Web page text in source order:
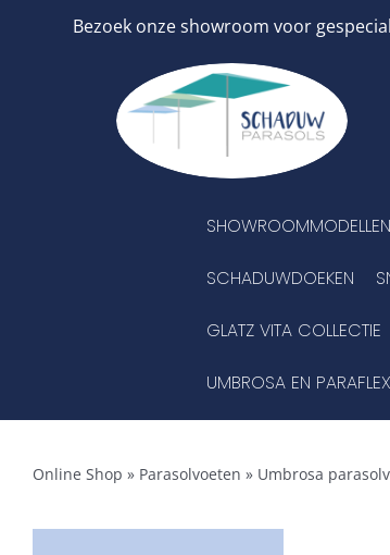
Bezoek onze showroom voor
SHOWROOMMODELLEN
SCHADUWDOEKEN
GLATZ VITA COLLECTIE
UMBROSA EN
Online Shop » Parasolvoeten » Umbrosa